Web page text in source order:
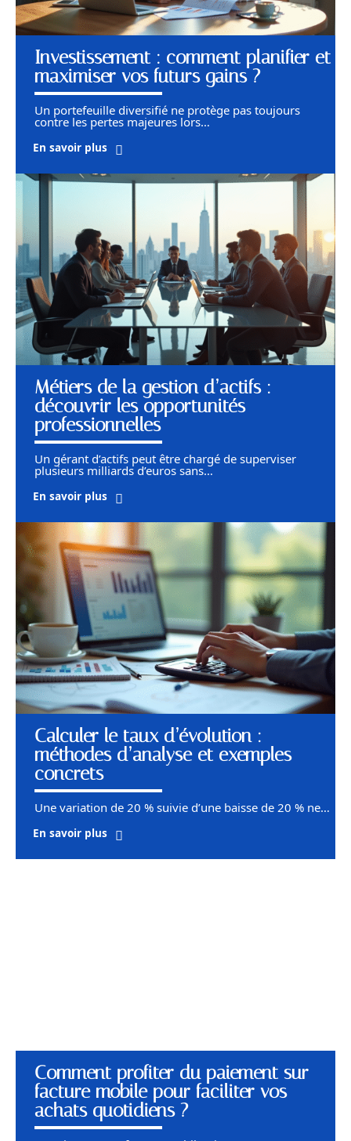
Investissement : comment planifier et
maximiser vos futurs gains ?
Un portefeuille diversifié ne protège pas toujours
contre les pertes majeures lors…
En savoir plus
Métiers de la gestion d’actifs :
découvrir les opportunités
professionnelles
Un gérant d’actifs peut être chargé de superviser
plusieurs milliards d’euros sans…
En savoir plus
Calculer le taux d’évolution :
méthodes d’analyse et exemples
concrets
Une variation de 20 % suivie d’une baisse de 20 % ne…
En savoir plus
Comment profiter du paiement sur
facture mobile pour faciliter vos
achats quotidiens ?